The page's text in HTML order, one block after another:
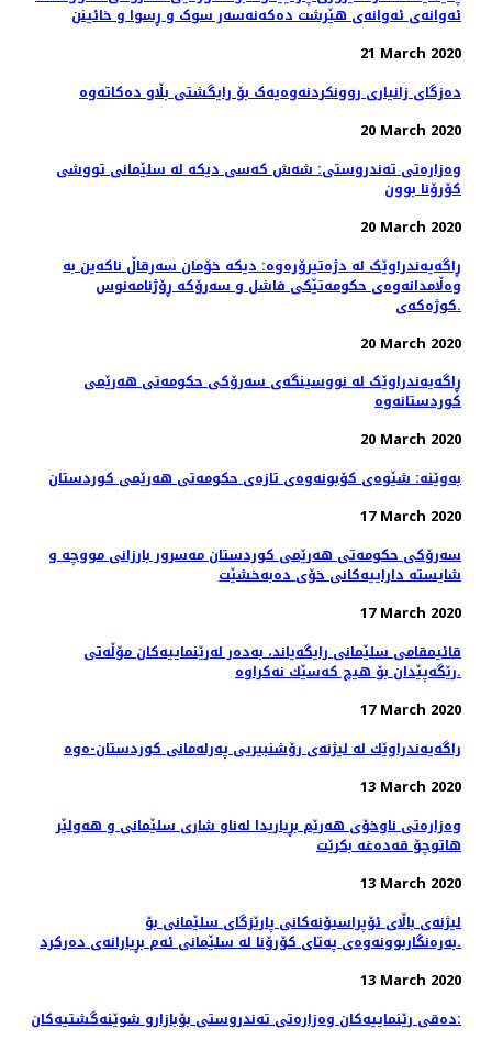
ئەوانەی ئەوانەی هێرشت دەکەنەسەر سوک و ڕسوا و خائینن
21 March 2020
دەزگای زانیاری روونکردنەوەیەک بۆ رایگشتی بڵاو دەکاتەوە
20 March 2020
وەزارەتی تەندروستی: شەش كەسی دیكە لە سلێمانی تووشی
كۆرۆنا بوون
20 March 2020
ڕاگەیەندراوێک لە دژەتیرۆرەوە: دیکە خۆمان سەرقاڵ ناکەین بە
وەڵامدانەوەی حکومەتێکی فاشل و سەرۆکە ڕۆژنامەنوس
کوژەکەی.
20 March 2020
ڕاگەیەندراوێک لە نووسینگەی سەرۆکی حکومەتی هەرێمی
کوردستانەوە
20 March 2020
بەوێنە: شێوەی کۆبونەوەی تازەی حکومەتی هەرێمی کوردستان
17 March 2020
سەرۆکی حکومەتی هەرێمی کوردستان مەسرور بارزانی مووچە و
شایستە داراییەکانی خۆی دەبەخشێت
17 March 2020
قائیمقامی سلێمانی رایگه‌یاند، به‌ده‌ر له‌رێنماییه‌كان مۆڵه‌تی
رێگه‌پێدان بۆ هیچ كه‌سێك نه‌كراوه‌.
17 March 2020
راگه‌یه‌ندراوێك لە لیژنەی رۆشنبیریی پەرلەمانی كوردستان-ەوە
13 March 2020
وەزارەتی ناوخۆی هەرێم بڕیاریدا لەناو شاری سلێمانی و هەولێر
هاتوچۆ قەدەغە بکرێت
13 March 2020
لیژنەی باڵای ئۆپراسیۆنەكانی پارێزگای سلێمانی بۆ
بەرەنگاربوونەوەی پەتای كۆرۆنا لە سلێمانی ئەم بڕیارانەی دەرکرد.
13 March 2020
دەقی رێنماییەكان وەزارەتی تەندروستی بۆبازارو شوێنەگشتیەکان: